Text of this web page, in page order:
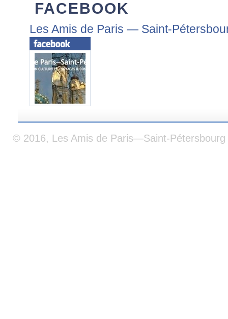
FACEBOOK
Les Amis de Paris — Saint-
© 2016, Les Amis de Paris—Saint-Pétersbourg